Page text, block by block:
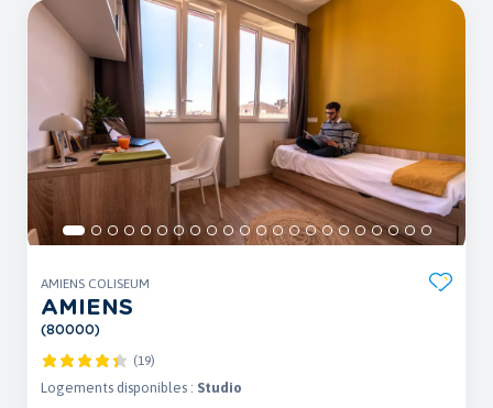
AMIENS COLISEUM
AMIENS
(80000)
(19)
Logements disponibles : Studio